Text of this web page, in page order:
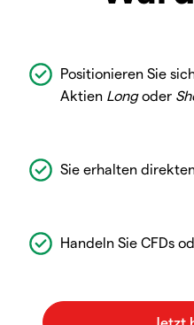
Positionieren Sie
Aktien Longoder
Sie erhalten
Handeln Sie CFDs